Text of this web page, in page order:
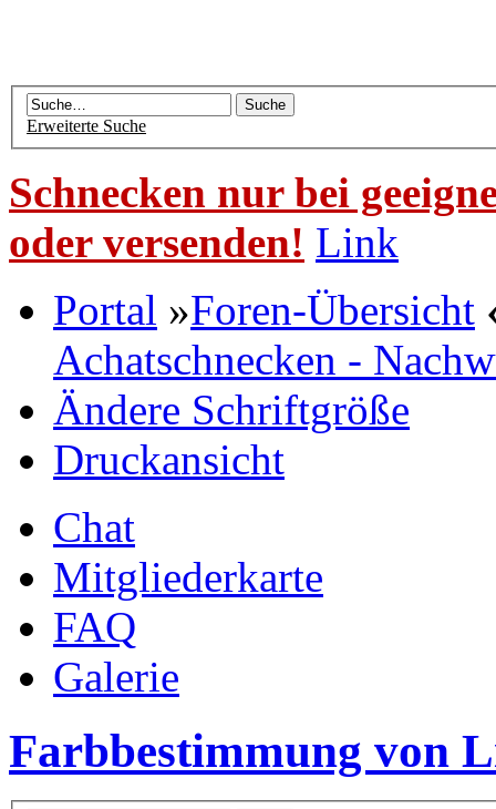
Erweiterte Suche
Schnecken nur bei
oder versenden! Link
Portal »Foren-Übersicht
Achatschnecken -
Ändere Schriftgröße
Druckansicht
Chat
Mitgliederkarte
FAQ
Galerie
Farbbestimmung von